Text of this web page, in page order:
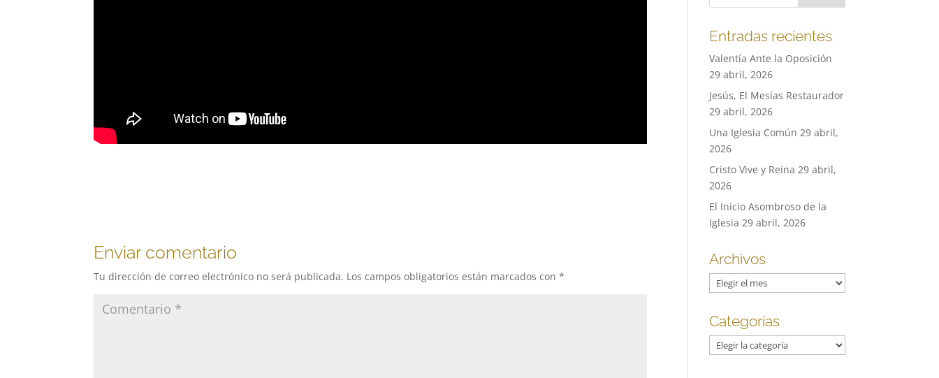
Enviar comentario
Tu dirección de correo electrónico no será publicada. Los campos obligatorios están marcados con*
Entradas recientes
Valentía Ante la Oposición
29 abril, 2026
Jesús, El Mesías Restaurador
29 abril, 2026
Una Iglesia Común 29 abril,
2026
Cristo Vive y Reina 29 abril,
2026
El Inicio Asombroso de la
Iglesia 29 abril, 2026
Archivos
Archivos
Categorías
Categorías